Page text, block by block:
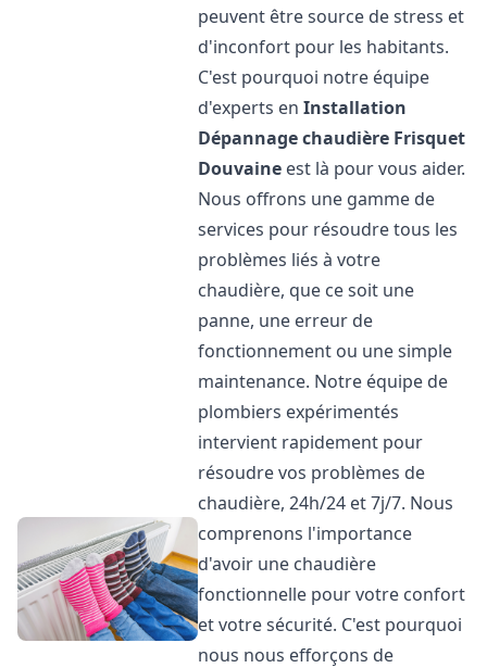
peuvent être source de stress et
d'inconfort pour les habitants.
C'est pourquoi notre équipe
d'experts enInstallation
Dépannage chaudière Frisquet
Douvaine est là pour vous aider.
Nous offrons une gamme de
services pour résoudre tous les
problèmes liés à votre
chaudière, que ce soit une
panne, une erreur de
fonctionnement ou une simple
maintenance. Notre équipe de
plombiers expérimentés
intervient rapidement pour
résoudre vos problèmes de
chaudière, 24h/24 et 7j/7. Nous
comprenons l'importance
d'avoir une chaudière
fonctionnelle pour votre confort
et votre sécurité. C'est pourquoi
nous nous efforçons de